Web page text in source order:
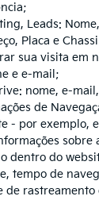
Leads:
Placa e
sua visita em
e e-mail;
nome, e-
de
- por exemplo,
sobre
dentro do
tempo de
de rastreamento